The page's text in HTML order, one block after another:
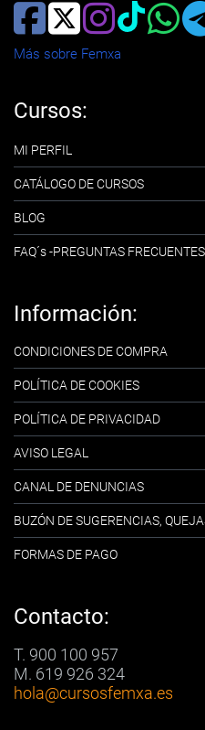
Más sobre Femxa
Cursos:
MI PERFIL
CATÁLOGO DE CURSOS
BLOG
FAQ´s -PREGUNTAS FRECUENTES
Información:
CONDICIONES DE COMPRA
POLÍTICA DE COOKIES
POLÍTICA DE PRIVACIDAD
AVISO LEGAL
CANAL DE DENUNCIAS
BUZÓN DE SUGERENCIAS,
FORMAS DE PAGO
Contacto:
T. 900 100 957
M. 619 926 324
hola@cursosfemxa.es